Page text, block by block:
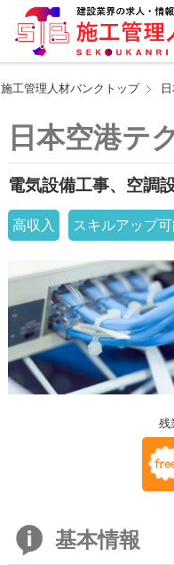
施工管理人材バンクトップ
日本空港テ
電気設備工事、空調
高収入 スキルアップ
残
基本情報